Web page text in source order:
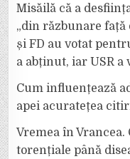
Misăilă că a
„din răzbunare față
și FD au votat
a abținut, iar USR a
Cum influențează
apei acuratețea
Vremea în Vrancea.
torențiale până